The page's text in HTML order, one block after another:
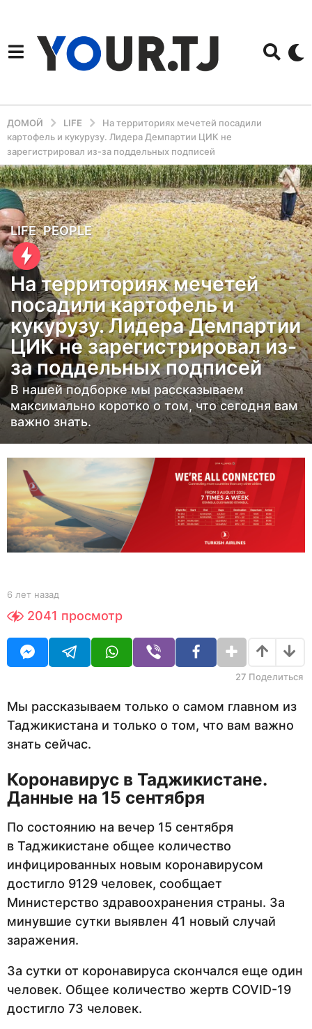
ДОМОЙ LIFE
На территориях мечетей посадили
картофель и кукурузу. Лидера Демпартии ЦИК не
зарегистрировал из-за поддельных подписей
6
л
е
т
н
а
з
а
д
6
л
т
а
з
а
д
LIFE ,PEOPLE
На территориях мечетей
посадили картофель и
кукурузу. Лидера Демпартии
ЦИК не зарегистрировал из-
за поддельных подписей
В нашей подборке мы рассказываем
максимально коротко о том, что сегодня вам
важно знать.
b
Y
6 лет назад
е
н
2041 просмотр
27 Поделиться
Мы рассказываем только о самом главном из
Таджикистана и только о том, что вам важно
знать сейчас.
Коронавирус в Таджикистане.
Данные на 15 сентября
По состоянию на вечер 15 сентября
в Таджикистане общее количество
инфицированных новым коронавирусом
достигло 9129 человек, сообщает
Министерство здравоохранения страны. За
минувшие сутки выявлен 41 новый случай
заражения.
За сутки от коронавируса скончался еще один
человек. Общее количество жертв COVID-19
достигло 73 человек.